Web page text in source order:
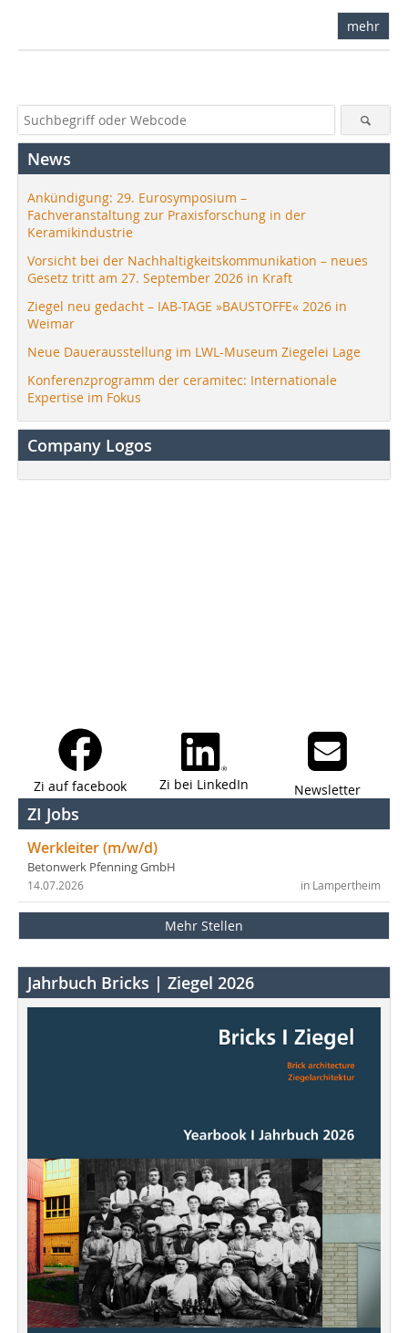
mehr
News
Ankündigung: 29. Eurosymposium –
Fachveranstaltung zur Praxisforschung in der
Keramikindustrie
Vorsicht bei der Nachhaltigkeitskommunikation – neues
Gesetz tritt am 27. September 2026 in Kraft
Ziegel neu gedacht – IAB-TAGE »BAUSTOFFE« 2026 in
Weimar
Neue Dauerausstellung im LWL-Museum Ziegelei Lage
Konferenzprogramm der ceramitec: Internationale
Expertise im Fokus
Company Logos
Zi auf facebook Zi bei LinkedIn Newsletter
ZI Jobs
Werkleiter (m/w/d)
Betonwerk Pfenning GmbH
in Lampertheim
14.07.2026
Mehr Stellen
Jahrbuch Bricks | Ziegel 2026